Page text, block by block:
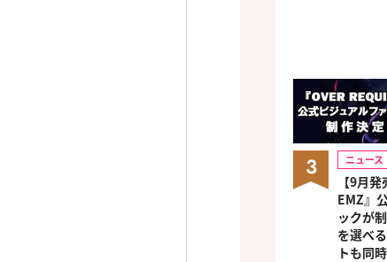
3 ニュース
【9月
EMZ』
ックが
を選べ
トも同